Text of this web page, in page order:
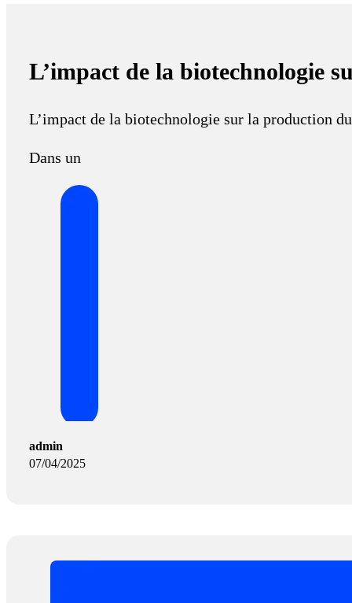
L’impact de la biotechnologie
L’impact de la biotechnologie sur la production
Dans un
admin
07/04/2025